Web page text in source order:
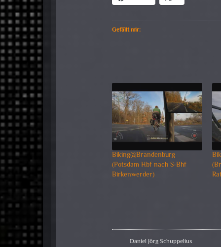
Gefällt mir:
Biking@Brandenburg
(Potsdam Hbf nach S-Bhf
Birkenwerder)
Daniel Jörg Schuppelius